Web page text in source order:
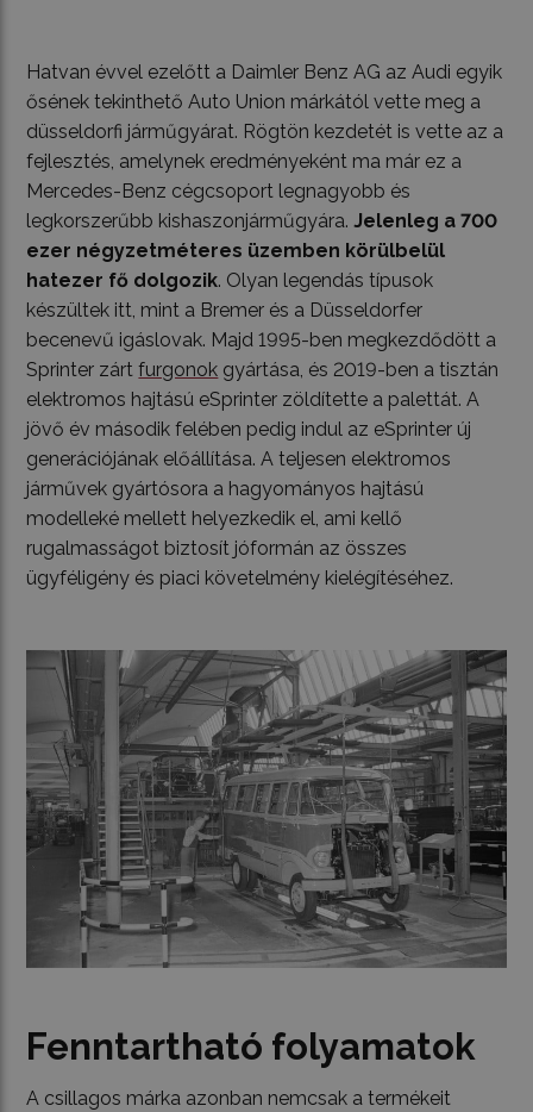
Hatvan évvel ezelőtt a Daimler Benz AG az Audi egyik
ősének tekinthető Auto Union márkától vette meg a
düsseldorfi járműgyárat. Rögtön kezdetét is vette az a
fejlesztés, amelynek eredményeként ma már ez a
Mercedes-Benz cégcsoport legnagyobb és
legkorszerűbb kishaszonjárműgyára.Jelenleg a 700
ezer négyzetméteres üzemben körülbelül
hatezer fő dolgozik. Olyan legendás típusok
készültek itt, mint a Bremer és a Düsseldorfer
becenevű igáslovak. Majd 1995-ben megkezdődött a
Sprinter zártfurgonok gyártása, és 2019-ben a tisztán
elektromos hajtású eSprinter zöldítette a palettát. A
jövő év második felében pedig indul az eSprinter új
generációjának előállítása. A teljesen elektromos
járművek gyártósora a hagyományos hajtású
modelleké mellett helyezkedik el, ami kellő
rugalmasságot biztosít jóformán az összes
ügyféligény és piaci követelmény kielégítéséhez.
Fenntartható folyamatok
A csillagos márka azonban nemcsak a termékeit